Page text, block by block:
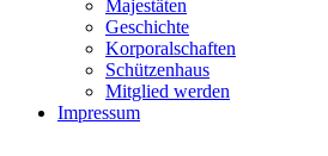
Majestäten
Geschichte
Korporalschaften
Schützenhaus
Mitglied werden
Impressum